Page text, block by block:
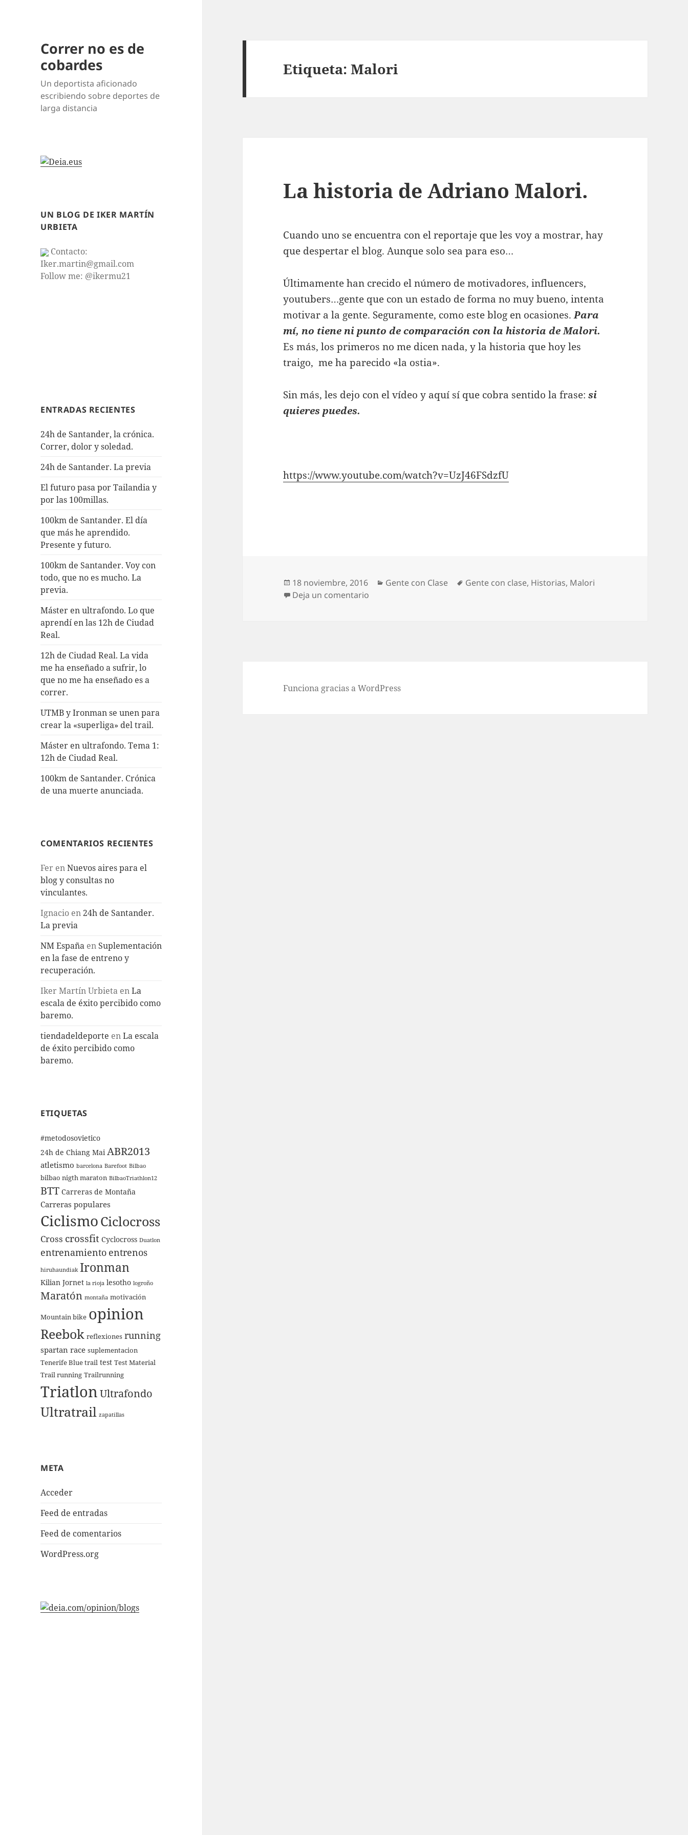
Correr no es de
cobardes
Un deportista aficionado
escribiendo sobre deportes de
larga distancia
UN BLOG DE IKER MARTÍN
URBIETA
Contacto:
Iker.martin@gmail.com
Follow me: @ikermu21
ENTRADAS RECIENTES
24h de Santander, la crónica.
Correr, dolor y soledad.
24h de Santander. La previa
El futuro pasa por Tailandia y
por las 100millas.
100km de Santander. El día
que más he aprendido.
Presente y futuro.
100km de Santander. Voy con
todo, que no es mucho. La
previa.
Máster en ultrafondo. Lo que
aprendí en las 12h de Ciudad
Real.
12h de Ciudad Real. La vida
me ha enseñado a sufrir, lo
que no me ha enseñado es a
correr.
UTMB y Ironman se unen para
crear la «superliga» del trail.
Máster en ultrafondo. Tema 1:
12h de Ciudad Real.
100km de Santander. Crónica
de una muerte anunciada.
COMENTARIOS RECIENTES
Fer enNuevos aires para el
blog y consultas no
vinculantes.
Ignacio en24h de Santander.
La previa
NM España en Suplementación
en la fase de entreno y
recuperación.
Iker Martín Urbieta enLa
escala de éxito percibido como
baremo.
tiendadeldeporte enLa escala
de éxito percibido como
baremo.
ETIQUETAS
#metodosovietico
24h de Chiang Mai ABR2013
atletismo barcelona Barefoot Bilbao
bilbao nigth maraton BilbaoTriathlon12
BTT Carreras de Montaña
Carreras populares
CiclismoCiclocross
Cross crossfit Cyclocross Duatlon
entrenamiento entrenos
hiruhaundiak Ironman
Kilian Jornet la rioja lesotho logroño
Maratón montaña motivación
Mountain bike opinion
Reebok reflexiones running
spartan race suplementacion
Tenerife Blue trail test Test Material
Trail running Trailrunning
TriatlonUltrafondo
Ultratrail zapatillas
META
Acceder
Feed de entradas
Feed de comentarios
WordPress.org
Etiqueta:Malori
La historia de Adriano Malori.
Cuando uno se encuentra con el reportaje que les voy a mostrar, hay
que despertar el blog. Aunque solo sea para eso…
Últimamente han crecido el número de motivadores, influencers,
youtubers…gente que con un estado de forma no muy bueno, intenta
motivar a la gente. Seguramente, como este blog en ocasiones.Para
mí, no tiene ni punto de comparación con la historia de Malori.
Es más, los primeros no me dicen nada, y la historia que hoy les
traigo, me ha parecido «la ostia».
Sin más, les dejo con el vídeo y aquí sí que cobra sentido la frase:si
quieres puedes.
https://www.youtube.com/watch?v=UzJ46FSdzfU
Publicado
el
18 noviembre, 2016 Categorías
Gente con Clase Etiquetas
Gente con clase, Historias, Malori
Deja un comentario
Funciona gracias a WordPress